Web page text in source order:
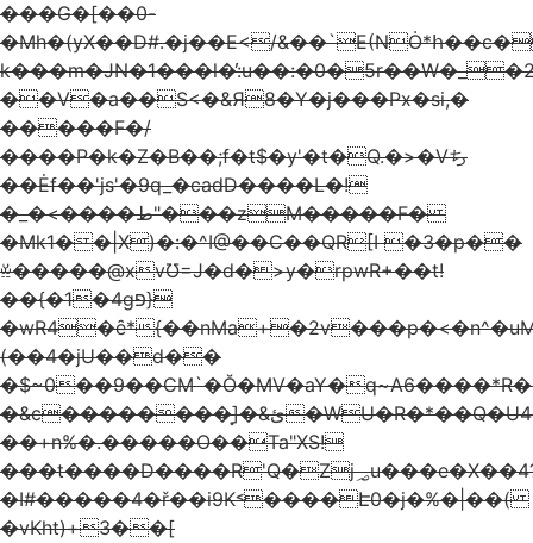
���G�[��0-
�Mh�(yX��D#.�j��E</
��V�a��S<�&Я8�Y�j���Px�si,�
�����F�/
����P�k�Z�B��;f�t$�y'�t�Q.�>�Vち
��Ėf��'js'�9q_�cadD����L�!
�_�<����ط"���zM�����F�
�Mk1��|X)�:�^I@��C��QR[I �3�p��
ꊗ�����@xvƱ=J�d�>y�rpwR+��t!
��{�1�4gפ}
�wR4�ȇ*
(��4�jU��d��
�$~0��9��CM`�Ŏ�MV�aY�
�&c��������͙]�&ئ�WU�R�*��Q�U44�� w&-}A�S���pE"K���[�
��+n%�.�����O��Ta"XS!
���t����D����R'Q�Zj؃u���e�X��4?
�I#�����4�ř��i9K˂����Է0�j�%�|��(
�vKht)+3��[